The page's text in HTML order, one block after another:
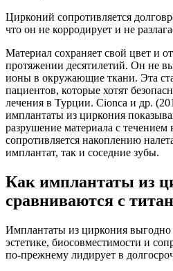
Цирконий сопротивляется
что он не корродирует и не
Материал сохраняет свой цвет и
протяжении десятилетий. Он не
ионы в окружающие ткани. Эта
пациентов, которые хотят
лечения в Турции. Cionca и др.
имплантаты из циркония
разрушение материала с
сопротивляется накоплению
имплантат, так и соседние зубы.
Как имплантаты из
сравниваются с
Имплантаты из циркония выгодно
эстетике, биосовместимости и
по-прежнему лидирует в